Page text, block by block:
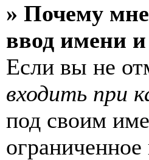
» Почему
ввод имени
Если вы не
входить при
под своим